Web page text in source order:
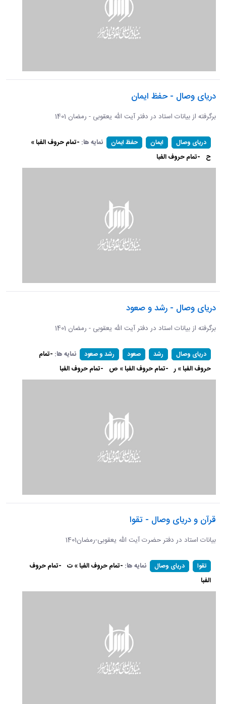
دریای وصال - حفظ ایمان
برگرفته از بیانات استاد در دفتر آیت الله یعقوبی - رمضان 1401
دریای وصال ایمان حفظ ایمان نمایه ها: -تمام حروف الفبا »
ح -تمام حروف الفبا
دریای وصال - رشد و صعود
برگرفته از بیانات استاد در دفتر آیت الله یعقوبی - رمضان 1401
دریای وصال رشد صعود رشد و صعود نمایه ها: -تمام
حروف الفبا » ر -تمام حروف الفبا » ص -تمام حروف الفبا
قرآن و دریای وصال - تقوا
بیانات استاد در دفتر حضرت آیت الله یعقوبی-رمضان1401
تقوا دریای وصال نمایه ها: -تمام حروف الفبا » ت -تمام حروف
الفبا